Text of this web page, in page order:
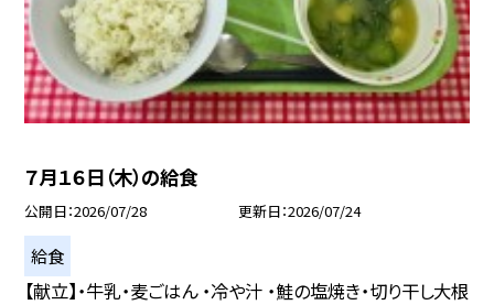
７月１６日（木）の給食
公開日 2026/07/28 更新日 2026/07/24
給食
【献立】・牛乳・麦ごはん ・冷や汁 ・鮭の塩焼き・切り干し大根